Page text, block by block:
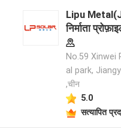
Lipu
निर्माता
No.59 Xinwei
al park,
,चीन
5.0
सत्यापित